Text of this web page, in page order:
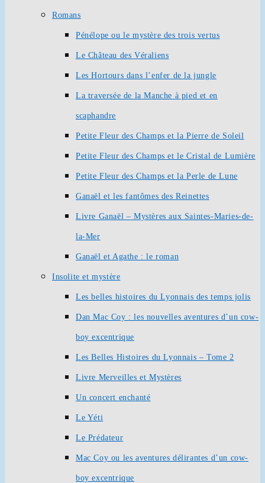
Romans
Pénélope ou le mystère des trois vertus
Le Château des Véraliens
Les Hortours dans l’enfer de la jungle
La traversée de la Manche à pied et en
scaphandre
Petite Fleur des Champs et la Pierre de Soleil
Petite Fleur des Champs et le Cristal de Lumière
Petite Fleur des Champs et la Perle de Lune
Ganaël et les fantômes des Reinettes
Livre Ganaël – Mystères aux Saintes-Maries-de-
la-Mer
Ganaël et Agathe : le roman
Insolite et mystère
Les belles histoires du Lyonnais des temps jolis
Dan Mac Coy : les nouvelles aventures d’un cow-
boy excentrique
Les Belles Histoires du Lyonnais – Tome 2
Livre Merveilles et Mystères
Un concert enchanté
Le Yéti
Le Prédateur
Mac Coy ou les aventures délirantes d’un cow-
boy excentrique